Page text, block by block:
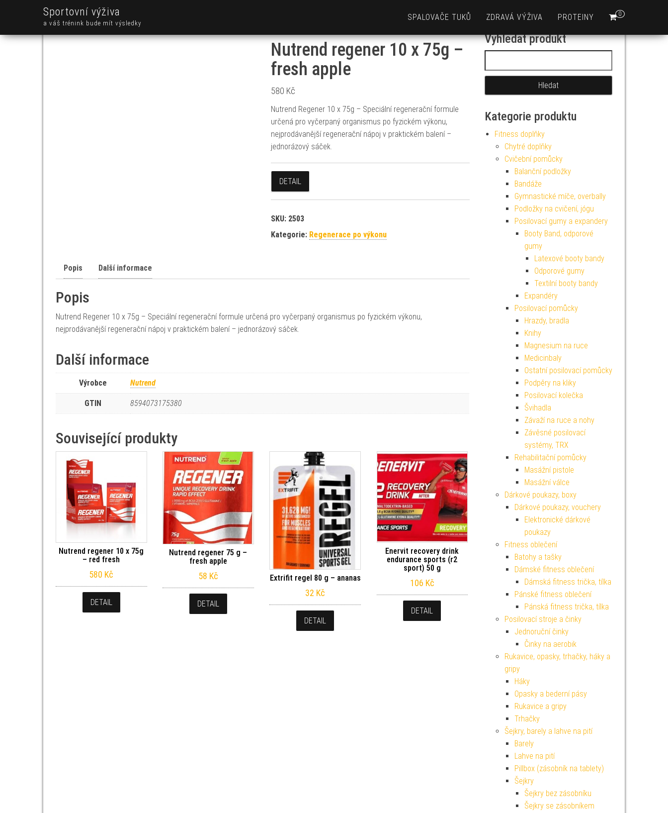
Sportovní výživa
a váš trénink bude mít výsledky
0
SPALOVAČE TUKŮ ZDRAVÁ VÝŽIVA PROTEINY
Nutrend regener 10 x 75g –
fresh apple
580 Kč
Nutrend Regener 10 x 75g – Speciální regenerační formule
určená pro vyčerpaný organismus po fyzickém výkonu,
nejprodávanější regenerační nápoj v praktickém balení –
jednorázový sáček.
DETAIL
SKU: 2503
Kategorie: Regenerace po výkonu
Popis Další informace
Popis
Nutrend Regener 10 x 75g – Speciální regenerační formule určená pro vyčerpaný organismus po fyzickém výkonu,
nejprodávanější regenerační nápoj v praktickém balení – jednorázový sáček.
Další informace
Výrobce Nutrend
GTIN 8594073175380
Související produkty
Nutrend regener 10 x 75g
– red fresh
580 Kč
DETAIL
Nutrend regener 75 g –
fresh apple
58 Kč
DETAIL
Extrifit regel 80 g – ananas
32 Kč
DETAIL
Enervit recovery drink
endurance sports (r2
sport) 50 g
106 Kč
DETAIL
Vyhledat produkt
Kategorie produktu
Fitness doplňky
Chytré doplňky
Cvičební pomůcky
Balanční podložky
Bandáže
Gymnastické míče, overbally
Podložky na cvičení, jógu
Posilovací gumy a expandery
Booty Band, odporové
gumy
Latexové booty bandy
Odporové gumy
Textilní booty bandy
Expandéry
Posilovací pomůcky
Hrazdy, bradla
Knihy
Magnesium na ruce
Medicinbaly
Ostatní posilovací pomůcky
Podpěry na kliky
Posilovací kolečka
Švihadla
Závaží na ruce a nohy
Závěsné posilovací
systémy, TRX
Rehabilitační pomůcky
Masážní pistole
Masážní válce
Dárkové poukazy, boxy
Dárkové poukazy, vouchery
Elektronické dárkové
poukazy
Fitness oblečení
Batohy a tašky
Dámské fitness oblečení
Dámská fitness trička, tílka
Pánské fitness oblečení
Pánská fitness trička, tílka
Posilovací stroje a činky
Jednoruční činky
Činky na aerobik
Rukavice, opasky, trhačky, háky a
gripy
Háky
Opasky a bederní pásy
Rukavice a gripy
Trhačky
Šejkry, barely a lahve na pití
Barely
Lahve na pití
Pillbox (zásobník na tablety)
Šejkry
Šejkry bez zásobníku
Šejkry se zásobníkem